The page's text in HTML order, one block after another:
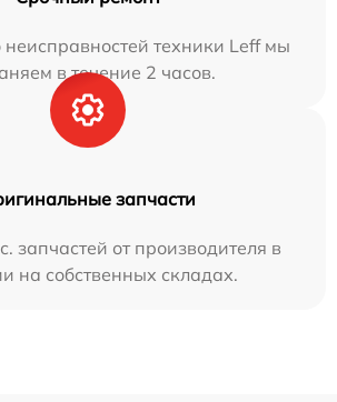
техники Leff мы
в течение 2 часов.
запчасти
запчастей от производителя в
на собственных складах.